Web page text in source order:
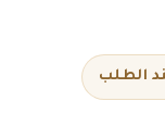
الطلب